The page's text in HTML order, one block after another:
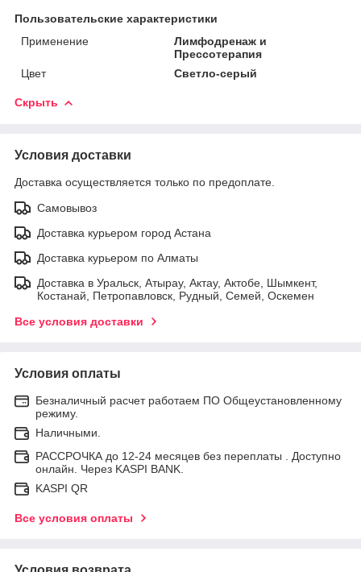
Пользовательские характеристики
Применение
Лимфодренаж и
Прессотерапия
Цвет
Светло-серый
Скрыть
Условия доставки
Доставка осуществляется только по предоплате.
Самовывоз
Доставка курьером город Астана
Доставка курьером по Алматы
Доставка в Уральск, Атырау, Актау, Актобе, Шымкент,
Костанай, Петропавловск, Рудный, Семей, Оскемен
Все условия доставки
Условия оплаты
Безналичный расчет работаем ПО Общеустановленному
режиму.
Наличными.
РАССРОЧКА до 12-24 месяцев без переплаты . Доступно
онлайн. Через KASPI BANK.
KASPI QR
Все условия оплаты